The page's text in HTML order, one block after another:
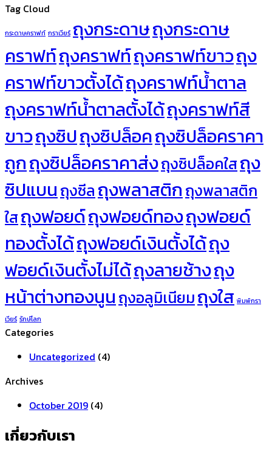
Tag Cloud
กระดาษคราฟท์ กราเวียร์ ถุงกระดาษถุงกระดาษ
คราฟท์ถุงคราฟท์ถุงคราฟท์ขาวถุง
คราฟท์ขาวตั้งได้ถุงคราฟท์น้ำตาล
ถุงคราฟท์น้ำตาลตั้งได้ถุงคราฟท์สี
ขาวถุงซิปถุงซิปล็อคถุงซิปล็อคราคา
ถูกถุงซิปล็อคราคาส่งถุงซิปล็อคใสถุง
ซิปแบนถุงซีลถุงพลาสติกถุงพลาสติก
ใสถุงฟอยด์ถุงฟอยด์ทองถุงฟอยด์
ทองตั้งได้ถุงฟอยด์เงินตั้งได้ถุง
ฟอยด์เงินตั้งไม่ได้ถุงลายช้างถุง
หน้าต่างทองนูนถุงอลูมิเนียมถุงใส พิมพ์กรา
เวียร์ รักษ์โลก
Categories
Uncategorized (4)
Archives
October 2019 (4)
เกี่ยวกับเรา